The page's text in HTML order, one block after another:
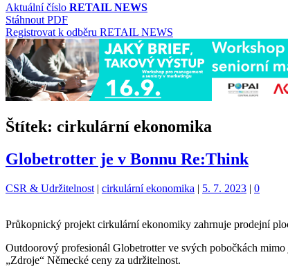
Aktuální číslo RETAIL NEWS
Stáhnout PDF
Registrovat k odběru RETAIL NEWS
Štítek: cirkulární ekonomika
Globetrotter je v Bonnu Re:Think
Kategorie:
CSR & Udržitelnost | Štítky:
cirkulární ekonomika | 5. 7. 2023 | 0
Průkopnický projekt cirkulární ekonomiky zahrnuje prodejní
Outdoorový profesionál Globetrotter ve svých pobočkách
„Zdroje“ Německé ceny za udržitelnost.